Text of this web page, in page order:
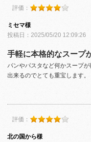
評価：
ミセマ様
投稿日：2025/05/20 12:09:26
手軽に本格的なスープ
パンやパスタなど何かスープ
出来るのでとても重宝します。
評価：
北の国から様